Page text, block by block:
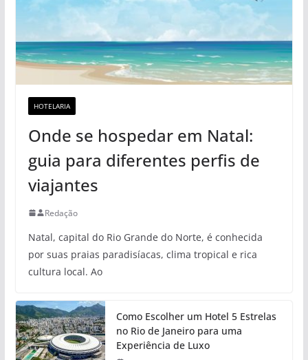
HOTELARIA
Onde se hospedar em Natal:
guia para diferentes perfis de
viajantes
Redação
Natal, capital do Rio Grande do Norte, é conhecida
por suas praias paradisíacas, clima tropical e rica
cultura local. Ao
Como Escolher um Hotel 5 Estrelas
no Rio de Janeiro para uma
Experiência de Luxo